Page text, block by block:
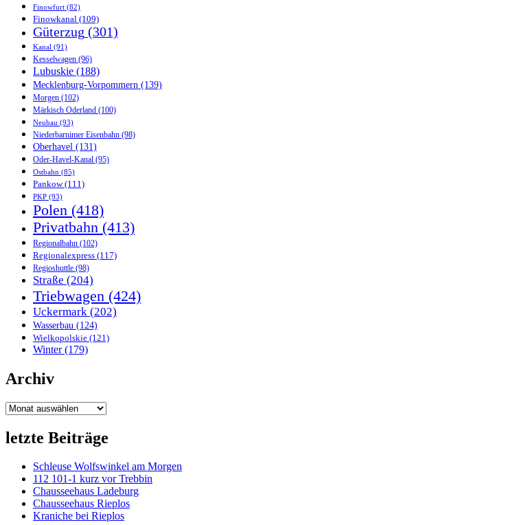
Finowfurt (82)
Finowkanal (109)
Güterzug (301)
Kanal (91)
Kesselwagen (96)
Lubuskie (188)
Mecklenburg-Vorpommern (139)
Morgen (102)
Märkisch Oderland (100)
Neubau (93)
Niederbarnimer Eisenbahn (98)
Oberhavel (131)
Oder-Havel-Kanal (95)
Ostbahn (85)
Pankow(111)
PKP (93)
Polen (418)
Privatbahn (413)
Regionalbahn (102)
Regionalexpress (117)
Regioshuttle (98)
Straße (204)
Triebwagen (424)
Uckermark (202)
Wasserbau (124)
Wielkopolskie (121)
Winter(179)
Archiv
Archiv
letzte Beiträge
Schleuse Wolfswinkel am Morgen
112 101-1 kurz vor Trebbin
Chausseehaus Ladeburg
Chausseehaus Rieplos
Kraniche bei Rieplos